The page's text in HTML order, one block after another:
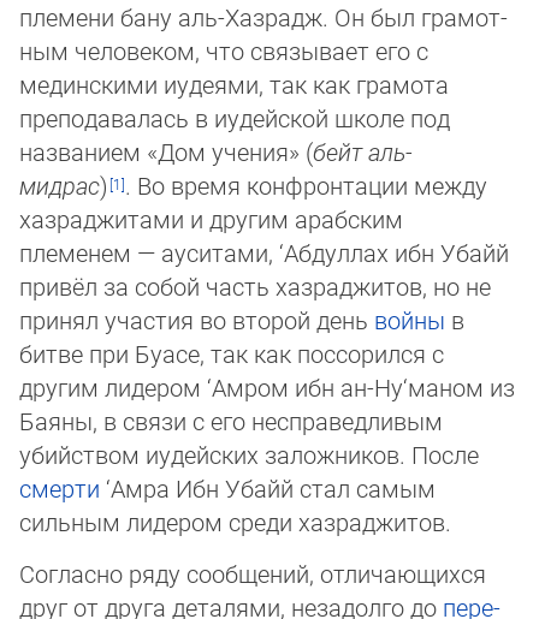
племени бану аль-Хазрадж. Он был гра­мот­
ным человеком, что связывает его с
мединскими иудеями, так как грамота
препо­да­ва­лась в иудейской школе под
названием «Дом учения» (бейт аль-
мидрас)
. Во время конфронтации между
хазраджитами и другим арабским
племенем — ауситами, ‘Аб­дул­лах ибн Убайй
привёл за собой часть хазраджитов, но не
принял участия во вто­рой день войны в
битве при Буасе, так как поссорился с
другим лидером ‘Амром ибн ан-Ну‘маном из
Баяны, в связи с его несправедливым
убийством иудейских за­лож­ни­ков. После
смерти ‘Амра Ибн Убайй стал самым
сильным лидером среди хаз­ра­джи­тов.
Согласно ряду сообщений, отличающихся
друг от друга деталями, незадолго до пе­ре­